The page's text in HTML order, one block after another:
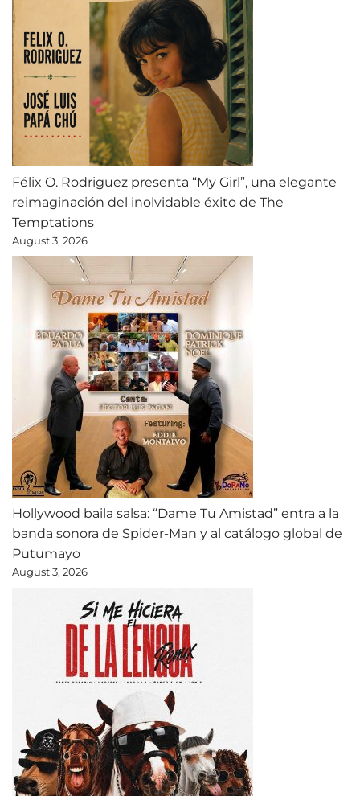
Félix O. Rodriguez presenta “My Girl”, una elegante
reimaginación del inolvidable éxito de The
Temptations
August 3, 2026
Hollywood baila salsa: “Dame Tu Amistad” entra a la
banda sonora de Spider-Man y al catálogo global de
Putumayo
August 3, 2026